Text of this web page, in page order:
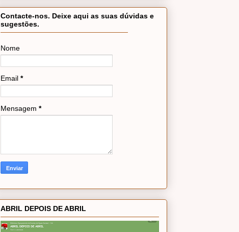
Contacte-nos. Deixe aqui as suas dúvidas e
sugestões.
Nome
Email *
Mensagem *
ABRIL DEPOIS DE ABRIL